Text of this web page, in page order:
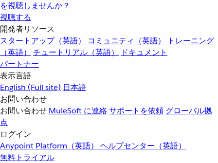
を視聴しませんか？
視聴する
開発者リソース
スタートアップ（英語）
コミュニティ（英語）
トレーニング
（英語）
チュートリアル（英語）
ドキュメント
パートナー
表示言語
English (Full site) 日本語
お問い合わせ
お問い合わせ MuleSoft に連絡サポートを依頼 グローバル拠
点
ログイン
Anypoint Platform（英語） ヘルプセンター（英語）
無料トライアル